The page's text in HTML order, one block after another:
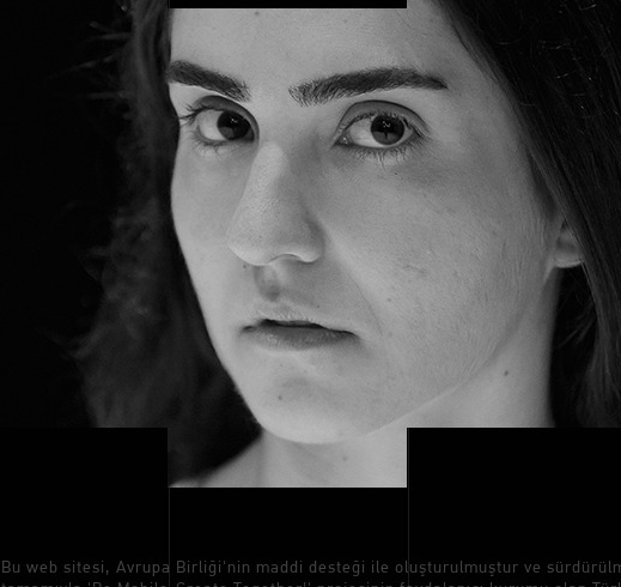
Bu web sitesi, Avrupa Birliği'nin maddi desteği ile oluşturulmuştur ve